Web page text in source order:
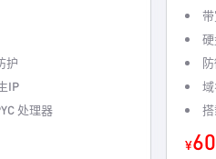
护
IP
处理器
¥